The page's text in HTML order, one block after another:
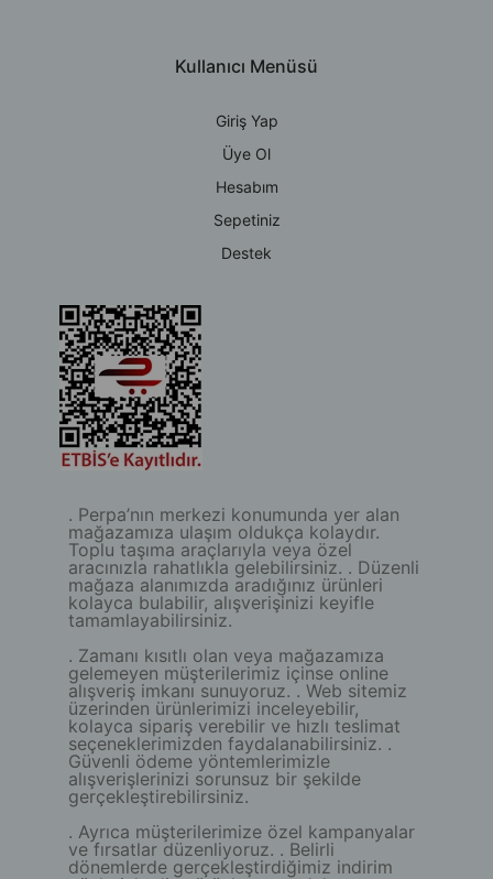
Kullanıcı Menüsü
Giriş Yap
Üye Ol
Hesabım
Sepetiniz
Destek
. Perpa’nın merkezi konumunda yer alan
mağazamıza ulaşım oldukça kolaydır.
Toplu taşıma araçlarıyla veya özel
aracınızla rahatlıkla gelebilirsiniz. . Düzenli
mağaza alanımızda aradığınız ürünleri
kolayca bulabilir, alışverişinizi keyifle
tamamlayabilirsiniz.
. Zamanı kısıtlı olan veya mağazamıza
gelemeyen müşterilerimiz içinse online
alışveriş imkanı sunuyoruz. . Web sitemiz
üzerinden ürünlerimizi inceleyebilir,
kolayca sipariş verebilir ve hızlı teslimat
seçeneklerimizden faydalanabilirsiniz. .
Güvenli ödeme yöntemlerimizle
alışverişlerinizi sorunsuz bir şekilde
gerçekleştirebilirsiniz.
. Ayrıca müşterilerimize özel kampanyalar
ve fırsatlar düzenliyoruz. . Belirli
dönemlerde gerçekleştirdiğimiz indirim